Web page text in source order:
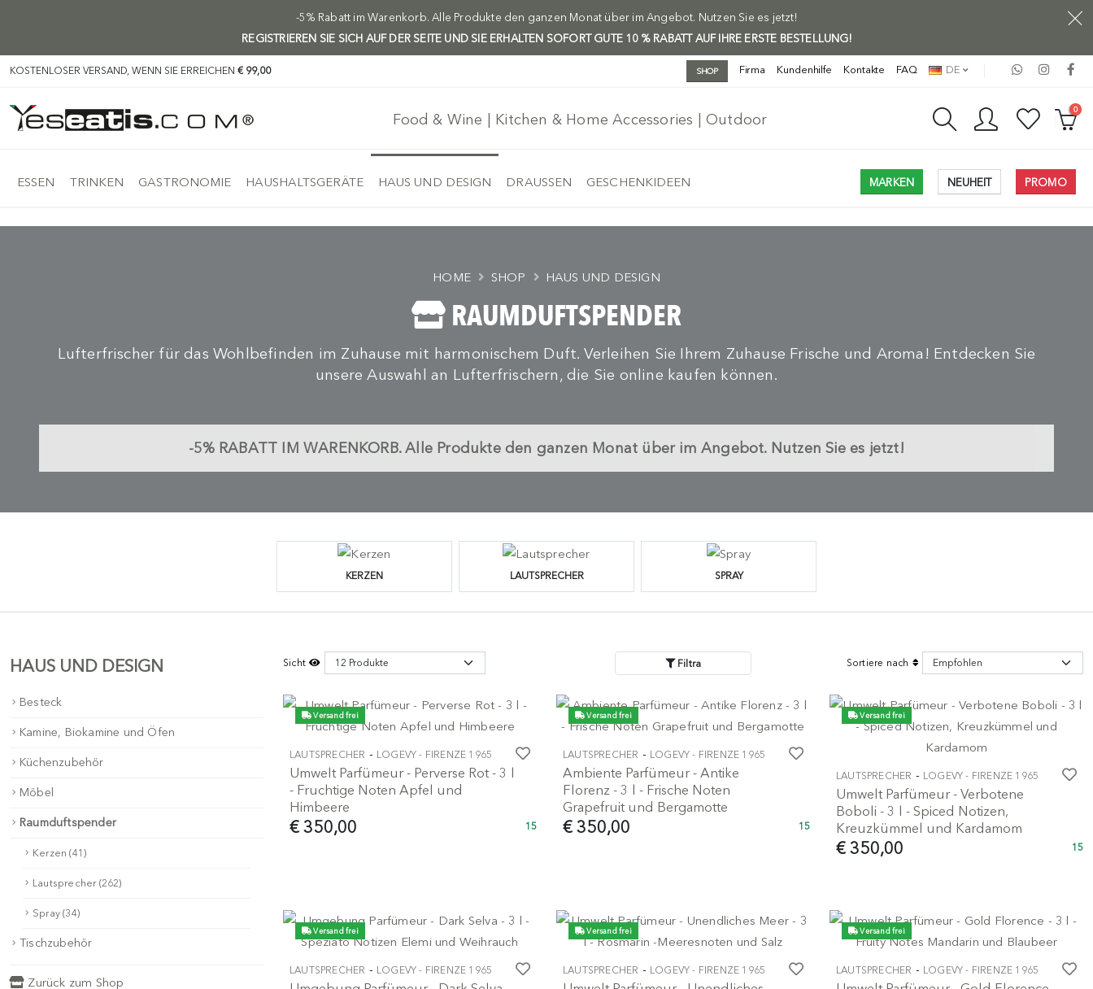
-5% Rabatt im Warenkorb. Alle Produkte den ganzen Monat über im Angebot. Nutzen Sie es jetzt!
REGISTRIEREN SIE SICH AUF DER SEITE UND SIE ERHALTEN SOFORT GUTE 10 % RABATT AUF IHRE ERSTE BESTELLUNG!
KOSTENLOSER VERSAND, WENN SIE ERREICHEN € 99,00 SHOP Firma Kundenhilfe Kontakte FAQ DE
Food & Wine | Kitchen & Home Accessories | Outdoor
0
ESSEN TRINKEN GASTRONOMIE HAUSHALTSGERÄTE HAUS UND DESIGN DRAUSSEN GESCHENKIDEEN MARKEN NEUHEIT PROMO
RAUMDUFTSPENDER
Lufterfrischer für das Wohlbefinden im Zuhause mit harmonischem Duft. Verleihen Sie Ihrem Zuhause Frische und Aroma! Entdecken Sie
unsere Auswahl an Lufterfrischern, die Sie online kaufen können.
-5% RABATT IM WARENKORB.Alle Produkte den ganzen Monat über im Angebot. Nutzen Sie es jetzt!
HOME SHOP HAUS UND DESIGN
KERZEN LAUTSPRECHER SPRAY
HAUS UND DESIGN
Besteck
Kamine, Biokamine und Öfen
Küchenzubehör
Möbel
Raumduftspender
Kerzen (41)
Lautsprecher (262)
Spray (34)
Tischzubehör
Zurück zum Shop
Sicht Filtra Sortiere nach
Versand frei
LAUTSPRECHER - LOGEVY - FIRENZE 1965
Umwelt Parfümeur - Perverse Rot - 3 l
- Fruchtige Noten Apfel und
Himbeere
€ 350,00 15
Versand frei
LAUTSPRECHER - LOGEVY - FIRENZE 1965
Ambiente Parfümeur - Antike
Florenz - 3 l - Frische Noten
Grapefruit und Bergamotte
€ 350,00 15
Versand frei
LAUTSPRECHER - LOGEVY - FIRENZE 1965
Umwelt Parfümeur - Verbotene
Boboli - 3 l - Spiced Notizen,
Kreuzkümmel und Kardamom
€ 350,00 15
Versand frei
LAUTSPRECHER - LOGEVY - FIRENZE 1965
Versand frei
LAUTSPRECHER - LOGEVY - FIRENZE 1965
Versand frei
LAUTSPRECHER - LOGEVY - FIRENZE 1965